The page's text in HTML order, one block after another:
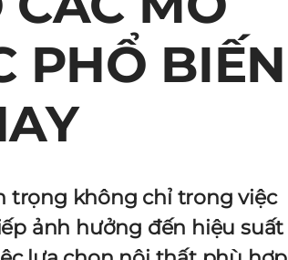
PHỔ BIẾN
trọng không chỉ trong việc
ảnh hưởng đến hiệu suất